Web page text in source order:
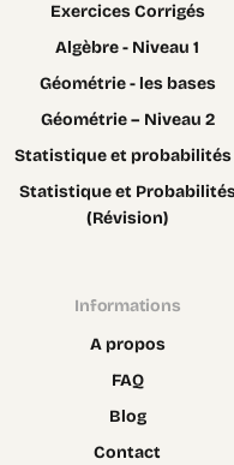
Exercices Corrigés
Algèbre - Niveau 1
Géométrie - les bases
Géométrie – Niveau 2
Statistique et probabilités
Statistique et
(Révision)
Informations
A propos
FAQ
Blog
Contact